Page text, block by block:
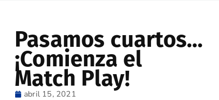
Pasamos cuartos…
¡Comienza el
Match Play!
abril 15, 2021